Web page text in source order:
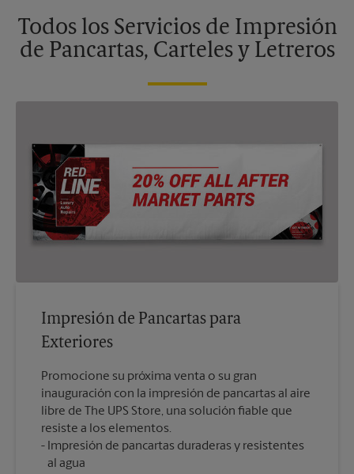
Todos los Servicios de Impresión
de Pancartas, Carteles y Letreros
Impresión de Pancartas para
Exteriores
Promocione su próxima venta o su gran
inauguración con la impresión de pancartas al aire
libre de The UPS Store, una solución fiable que
resiste a los elementos.
Impresión de pancartas duraderas y resistentes
al agua